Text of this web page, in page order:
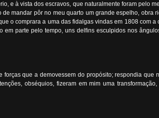
e à vista dos escravos, que naturalmente foram pelo
mandar pôr no meu quarto um grande espelho, obra
o comprara a uma das fidalgas vindas em 1808 com a
parte pelo tempo, uns delfins esculpidos nos
que a demovessem do propósito; respondia que
obséquios, fizeram em mim uma